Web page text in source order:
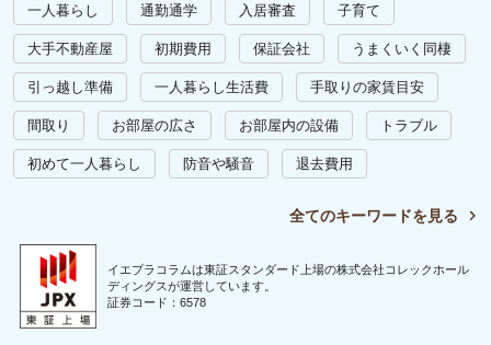
一人暮らし 通勤通学 入居審査 子育て
大手不動産屋 初期費用 保証会社 うまくいく同棲
引っ越し準備 一人暮らし生活費 手取りの家賃目安
間取り お部屋の広さ お部屋内の設備 トラブル
初めて一人暮らし 防音や騒音 退去費用
全てのキーワードを見る
イエプラコラムは東証スタンダード上場の株式会社コレックホール
ディングスが運営しています。
証券コード：6578